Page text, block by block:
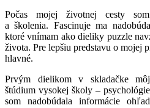
Počas mojej životnej cesty
a školenia. Fascinuje ma
ktoré vnímam ako dieliky puzzle
života. Pre lepšiu predstavu o mojej
hlavné.
Prvým dielikom v skladačke
štúdium vysokej školy –
som nadobúdala informácie